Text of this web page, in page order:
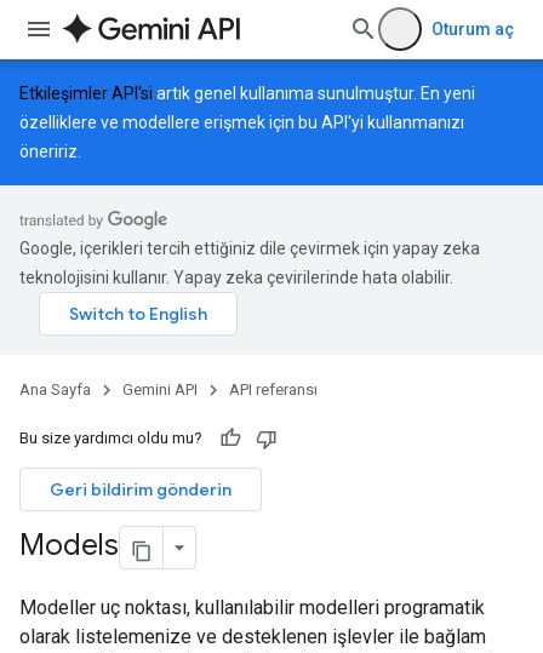
Oturum aç
Etkileşimler API'si artık genel kullanıma sunulmuştur. En yeni
özelliklere ve modellere erişmek için bu API'yi kullanmanızı
öneririz.
Google, içerikleri tercih ettiğiniz dile çevirmek için yapay zeka
teknolojisini kullanır. Yapay zeka çevirilerinde hata olabilir.
Ana Sayfa Gemini API API referansı
Bu size yardımcı oldu mu?
Geri bildirim gönderin
Models
Modeller uç noktası, kullanılabilir modelleri programatik
olarak listelemenize ve desteklenen işlevler ile bağlam